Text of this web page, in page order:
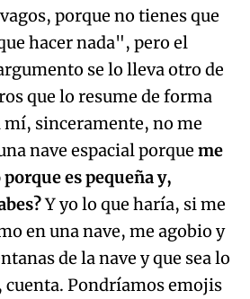
porque no tienes que
hacer nada", pero el
se lo lleva otro de
que lo resume de forma
mí, sinceramente, no me
nave espacial porque me
es pequeña y,
Y yo lo que haría, si me
en una nave, me agobio y
de la nave y que sea lo
Pondríamos emojis